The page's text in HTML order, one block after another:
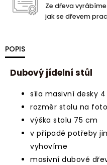
Ze dřeva
jak se dřevem
POPIS
Dubový jídelní stůl
síla masivní desky
rozměr stolu na
výška stolu 75 cm
v případě potřeby
vyhovíme
masivní dubové